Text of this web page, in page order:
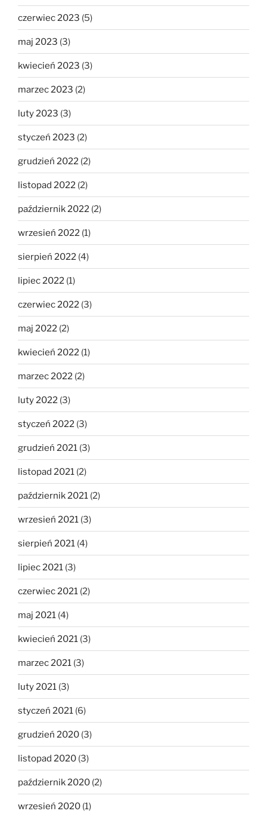
czerwiec 2023 (5)
maj 2023 (3)
kwiecień 2023 (3)
marzec 2023 (2)
luty 2023 (3)
styczeń 2023 (2)
grudzień 2022 (2)
listopad 2022 (2)
październik 2022 (2)
wrzesień 2022 (1)
sierpień 2022 (4)
lipiec 2022 (1)
czerwiec 2022 (3)
maj 2022 (2)
kwiecień 2022 (1)
marzec 2022 (2)
luty 2022 (3)
styczeń 2022 (3)
grudzień 2021 (3)
listopad 2021 (2)
październik 2021 (2)
wrzesień 2021 (3)
sierpień 2021 (4)
lipiec 2021 (3)
czerwiec 2021 (2)
maj 2021 (4)
kwiecień 2021 (3)
marzec 2021 (3)
luty 2021 (3)
styczeń 2021 (6)
grudzień 2020 (3)
listopad 2020 (3)
październik 2020 (2)
wrzesień 2020 (1)